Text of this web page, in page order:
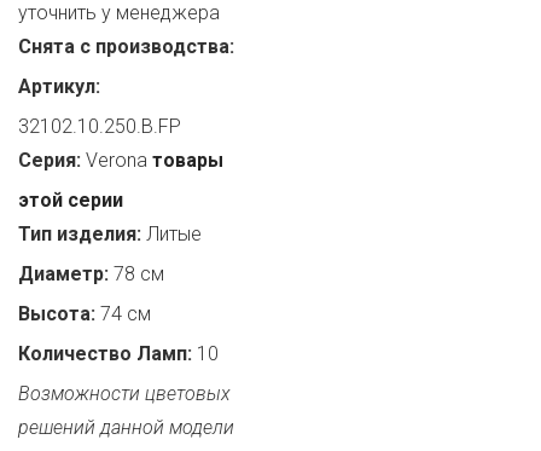
уточнить у менеджера
Снята с производства:
Артикул:
32102.10.250.B.FP
Серия: Verona товары
этой серии
Тип изделия: Литые
Диаметр: 78 см
Высота: 74 см
Количество Ламп: 10
Возможности цветовых
решений данной модели